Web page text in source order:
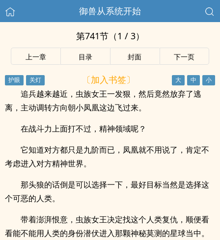
御兽从系统开始
第741节（1 / 3）
上一章 目录 封面 下一页
〔加入书签〕
追兵越来越近，虫族女王一发狠，然后竟然放弃了逃
离，主动调转方向朝小凤凰这边飞过来。
在战斗力上面打不过，精神领域呢？
它知道对方都只是九阶而已，凤凰就不用说了，肯定不
考虑进入对方精神世界。
那头狼的话倒是可以选择一下，最好目标当然是选择这
个可恶的人类。
带着澎湃恨意，虫族女王决定找这个人类复仇，顺便看
看能不能用人类的身份潜伏进入那颗神秘莫测的星球当中。